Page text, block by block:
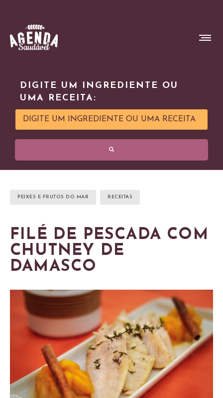
DIGITE UM INGREDIENTE OU
UMA RECEITA:
PEIXES E FRUTOS DO MAR RECEITAS
FILÉ DE PESCADA COM
CHUTNEY DE
DAMASCO